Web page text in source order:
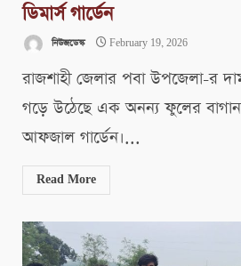
ডিমার্স গার্ডেন
নিউজডেস্ক February 19, 2026
রাজশাহী জেলার পবা উপজেলা-র
গড়ে উঠেছে এক অনন্য ফুলের
আফজাল গার্ডেন।...
Read More